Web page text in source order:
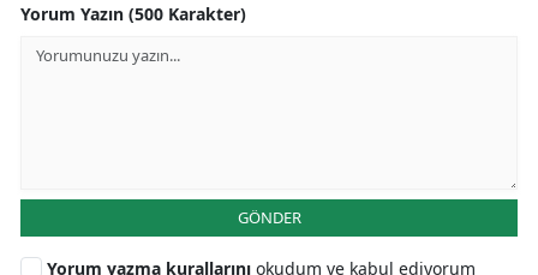
Yorum Yazın (500 Karakter)
GÖNDER
Yorum yazma kurallarını okudum ve kabul ediyorum